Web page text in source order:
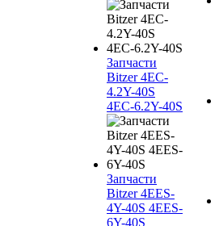
Запчасти
Bitzer 4EC-
4.2Y-40S
4EC-6.2Y-40S
Запчасти
Bitzer 4EES-
4Y-40S 4EES-
6Y-40S